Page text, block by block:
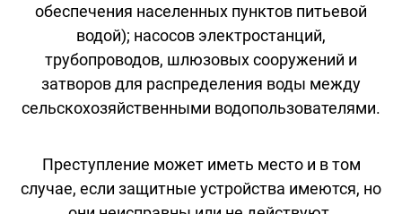
обеспечения населенных пунктов питьевой
водой); насосов электростанций,
трубопроводов, шлюзовых сооружений и
затворов для распределения воды между
сельскохозяйственными водопользователями.
Преступление может иметь место и в том
случае, если защитные устройства имеются, но